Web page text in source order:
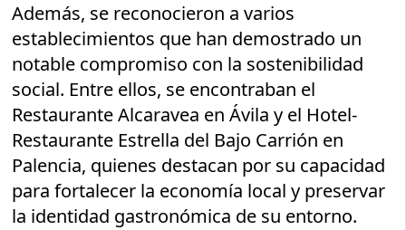
Además, se reconocieron a varios
establecimientos que han demostrado un
notable compromiso con la sostenibilidad
social. Entre ellos, se encontraban el
Restaurante Alcaravea en Ávila y el Hotel-
Restaurante Estrella del Bajo Carrión en
Palencia, quienes destacan por su capacidad
para fortalecer la economía local y preservar
la identidad gastronómica de su entorno.